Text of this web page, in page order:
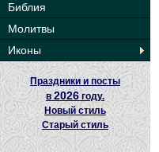
Библия
Молитвы
Иконы
Праздники и посты
в2026 году.
Новый стиль
Старый стиль